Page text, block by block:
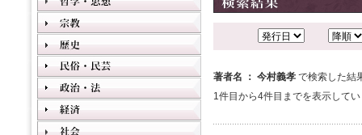
著者名 ： 今村義孝 で検索した結
1件目から4件目までを表示して